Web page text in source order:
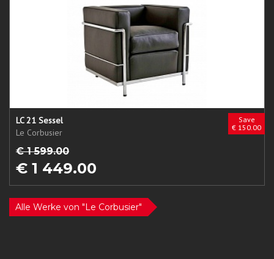
Save
€ 150.00
LC 21 Sessel
Le Corbusier
€ 1 599.00
€ 1 449.00
Alle Werke von "Le Corbusier"